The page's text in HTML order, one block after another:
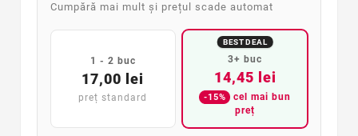
Cumpără mai mult și prețul scade automat
1 - 2 buc
17,00 lei
preț standard
BEST DEAL
3+ buc
14,45 lei
-15%
cel mai bun
preț